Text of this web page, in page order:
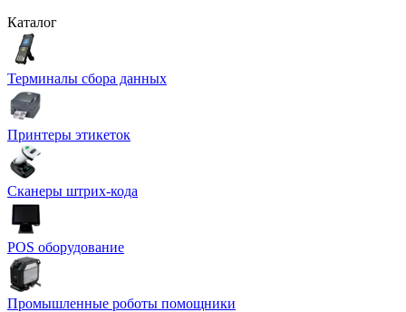
Каталог
Терминалы сбора данных
Принтеры этикеток
Сканеры штрих-кода
POS оборудование
Промышленные роботы помощники